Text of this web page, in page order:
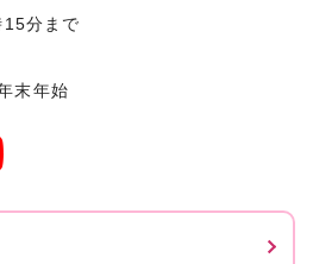
分まで
末年始